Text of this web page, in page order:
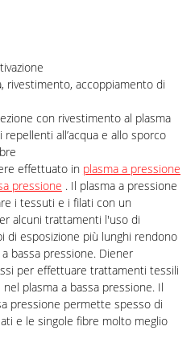
rivestimento, accoppiamento di
con rivestimento al plasma
all’acqua e allo sporco
effettuato in plasma a pressione
pressione . Il plasma a pressione
i tessuti e i filati con un
alcuni trattamenti l'uso di
di esposizione più lunghi rendono
bassa pressione. Diener
per effettuare trattamenti tessili
plasma a bassa pressione. Il
pressione permette spesso di
e le singole fibre molto meglio